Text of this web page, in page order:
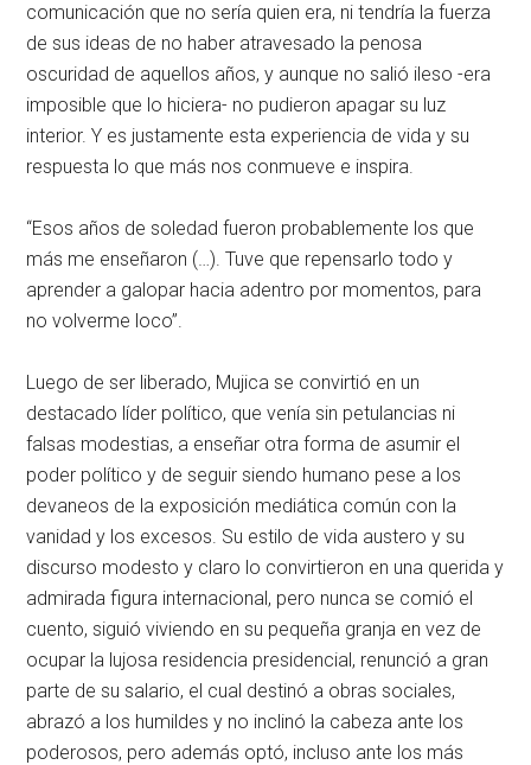
comunicación que no sería quien era, ni tendría la fuerza
de sus ideas de no haber atravesado la penosa
oscuridad de aquellos años, y aunque no salió ileso -era
imposible que lo hiciera- no pudieron apagar su luz
interior. Y es justamente esta experiencia de vida y su
respuesta lo que más nos conmueve e inspira.
“Esos años de soledad fueron probablemente los que
más me enseñaron (…). Tuve que repensarlo todo y
aprender a galopar hacia adentro por momentos, para
no volverme loco”.
Luego de ser liberado, Mujica se convirtió en un
destacado líder político, que venía sin petulancias ni
falsas modestias, a enseñar otra forma de asumir el
poder político y de seguir siendo humano pese a los
devaneos de la exposición mediática común con la
vanidad y los excesos. Su estilo de vida austero y su
discurso modesto y claro lo convirtieron en una querida y
admirada figura internacional, pero nunca se comió el
cuento, siguió viviendo en su pequeña granja en vez de
ocupar la lujosa residencia presidencial, renunció a gran
parte de su salario, el cual destinó a obras sociales,
abrazó a los humildes y no inclinó la cabeza ante los
poderosos, pero además optó, incluso ante los más